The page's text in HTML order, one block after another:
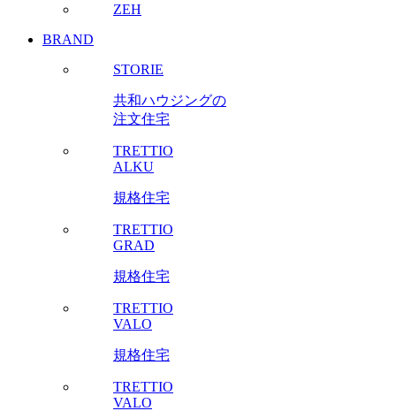
ZEH
BRAND
STORIE
共和ハウジングの
注文住宅
TRETTIO
ALKU
規格住宅
TRETTIO
GRAD
規格住宅
TRETTIO
VALO
規格住宅
TRETTIO
VALO